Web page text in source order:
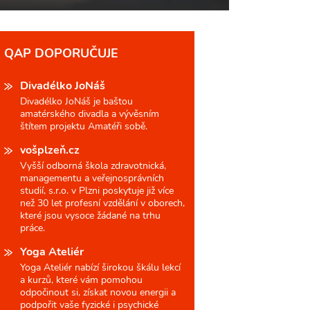
QAP DOPORUČUJE
Divadélko JoNáš
Divadélko JoNáš je baštou
amatérského divadla a vývěsním
štítem projektu Amatéři sobě.
vošplzeň.cz
Vyšší odborná škola zdravotnická,
managementu a veřejnosprávních
studií, s.r.o. v Plzni poskytuje již více
než 30 let profesní vzdělání v oborech,
které jsou vysoce žádané na trhu
práce.
Yoga Ateliér
Yoga Ateliér nabízí širokou škálu lekcí
a kurzů, které vám pomohou
odpočinout si, získat novou energii a
podpořit vaše fyzické i psychické